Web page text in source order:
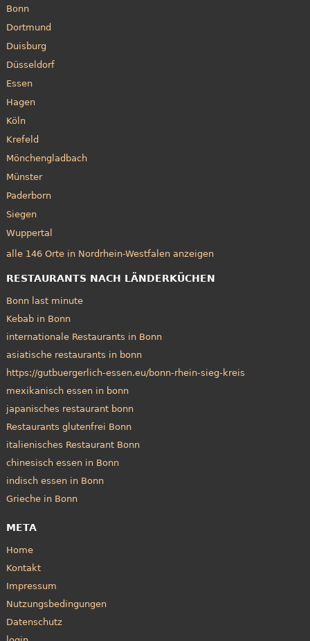
Bonn
Dortmund
Duisburg
Düsseldorf
Essen
Hagen
Köln
Krefeld
Mönchengladbach
Münster
Paderborn
Siegen
Wuppertal
alle 146 Orte in Nordrhein-Westfalen anzeigen
RESTAURANTS NACH LÄNDERKÜCHEN
Bonn last minute
Kebab in Bonn
internationale Restaurants in Bonn
asiatische restaurants in bonn
https://gutbuergerlich-essen.eu/bonn-rhein-sieg-kreis
mexikanisch essen in bonn
japanisches restaurant bonn
Restaurants glutenfrei Bonn
italienisches Restaurant Bonn
chinesisch essen in Bonn
indisch essen in Bonn
Grieche in Bonn
META
Home
Kontakt
Impressum
Nutzungsbedingungen
Datenschutz